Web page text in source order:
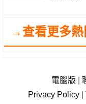
→查看更多熱
電腦版
Privacy Policy